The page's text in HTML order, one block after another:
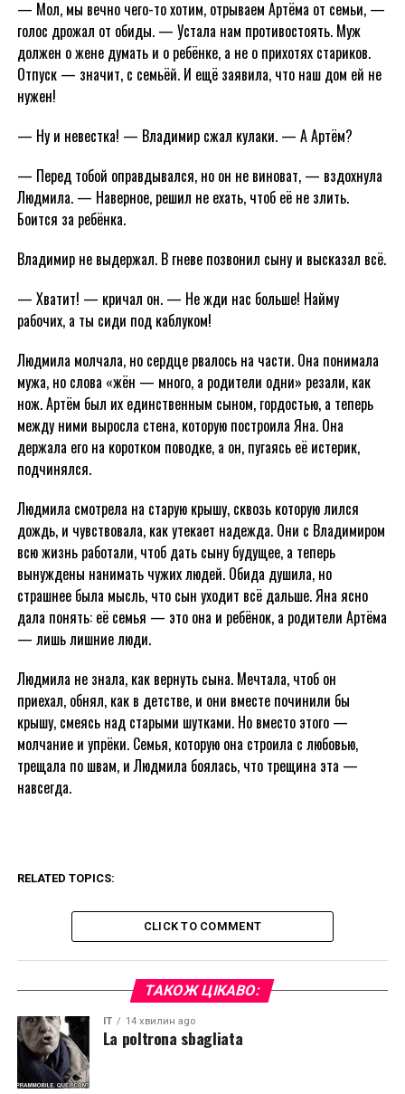
— Мол, мы вечно чего-то хотим, отрываем Артёма от семьи, —
голос дрожал от обиды. — Устала нам противостоять. Муж
должен о жене думать и о ребёнке, а не о прихотях стариков.
Отпуск — значит, с семьёй. И ещё заявила, что наш дом ей не
нужен!
— Ну и невестка! — Владимир сжал кулаки. — А Артём?
— Перед тобой оправдывался, но он не виноват, — вздохнула
Людмила. — Наверное, решил не ехать, чтоб её не злить.
Боится за ребёнка.
Владимир не выдержал. В гневе позвонил сыну и высказал всё.
— Хватит! — кричал он. — Не жди нас больше! Найму
рабочих, а ты сиди под каблуком!
Людмила молчала, но сердце рвалось на части. Она понимала
мужа, но слова «жён — много, а родители одни» резали, как
нож. Артём был их единственным сыном, гордостью, а теперь
между ними выросла стена, которую построила Яна. Она
держала его на коротком поводке, а он, пугаясь её истерик,
подчинялся.
Людмила смотрела на старую крышу, сквозь которую лился
дождь, и чувствовала, как утекает надежда. Они с Владимиром
всю жизнь работали, чтоб дать сыну будущее, а теперь
вынуждены нанимать чужих людей. Обида душила, но
страшнее была мысль, что сын уходит всё дальше. Яна ясно
дала понять: её семья — это она и ребёнок, а родители Артёма
— лишь лишние люди.
Людмила не знала, как вернуть сына. Мечтала, чтоб он
приехал, обнял, как в детстве, и они вместе починили бы
крышу, смеясь над старыми шутками. Но вместо этого —
молчание и упрёки. Семья, которую она строила с любовью,
трещала по швам, и Людмила боялась, что трещина эта —
навсегда.
RELATED TOPICS:
CLICK TO COMMENT
ТАКОЖ ЦІКАВО:
IT 14 хвилин ago
La poltrona sbagliata